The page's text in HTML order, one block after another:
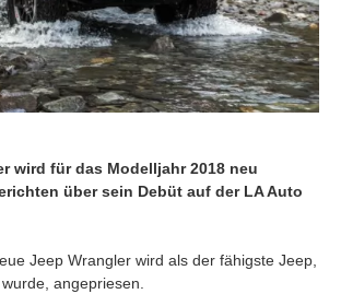
wird für das Modelljahr 2018 neu
über sein Debüt auf der LA Auto
Jeep Wrangler wird als der fähigste Jeep,
angepriesen.